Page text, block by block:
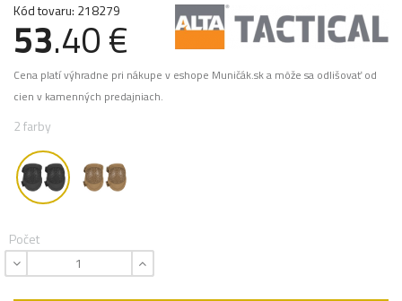
Kód tovaru: 218279
53.40 €
Cena platí výhradne pri nákupe v eshope Muničák.sk a môže sa odlišovať od
cien v kamenných predajniach.
2 farby
Počet